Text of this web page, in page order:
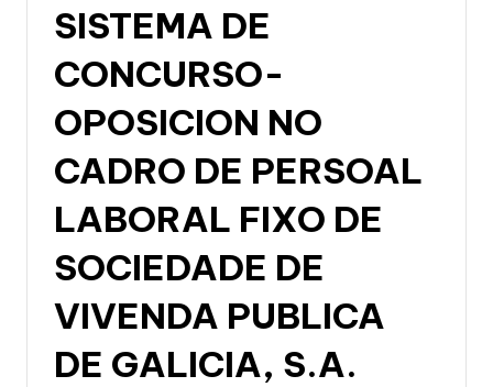
SISTEMA DE
CONCURSO-
OPOSICION NO
CADRO DE PERSOAL
LABORAL FIXO DE
SOCIEDADE DE
VIVENDA PUBLICA
DE GALICIA, S.A.